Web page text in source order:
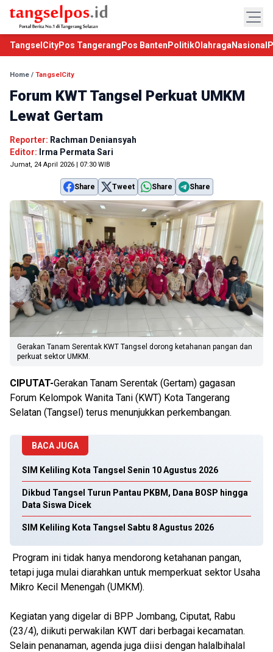
TangselCityPos Tangerang Pos Banten PolitikOlahraga Nasional
Home / TangselCity
Forum KWT Tangsel Perkuat UMKM
Lewat Gertam
Reporter: Rachman Deniansyah
Editor: Irma Permata Sari
Jumat, 24 April 2026 | 07:30 WIB
Share Tweet Share Share
Gerakan Tanam Serentak KWT Tangsel dorong ketahanan pangan dan
perkuat sektor UMKM.
CIPUTAT-Gerakan Tanam Serentak (Gertam) gagasan
Forum Kelompok Wanita Tani (KWT) Kota Tangerang
Selatan (Tangsel) terus menunjukkan perkembangan.
BACA JUGA
SIM Keliling Kota Tangsel Senin 10 Agustus 2026
Dikbud Tangsel Turun Pantau PKBM, Dana BOSP hingga
Data Siswa Dicek
SIM Keliling Kota Tangsel Sabtu 8 Agustus 2026
Program ini tidak hanya mendorong ketahanan pangan,
tetapi juga mulai diarahkan untuk memperkuat sektor Usaha
Mikro Kecil Menengah (UMKM).
Kegiatan yang digelar di BPP Jombang, Ciputat, Rabu
(23/4), diikuti perwakilan KWT dari berbagai kecamatan.
Selain penanaman, agenda juga diisi dengan halalbihalal